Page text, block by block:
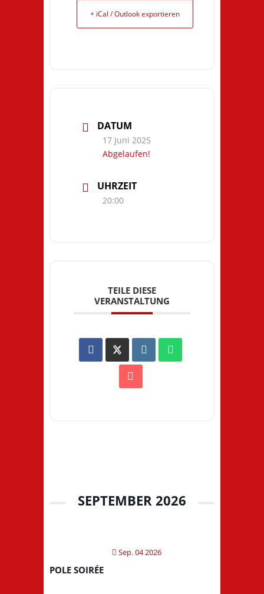
+ iCal / Outlook exportieren
DATUM
17 Juni 2025
Abgelaufen!
UHRZEIT
20:00
TEILE DIESE
VERANSTALTUNG
SEPTEMBER 2026
Sep. 04 2026
POLE SOIRÉE